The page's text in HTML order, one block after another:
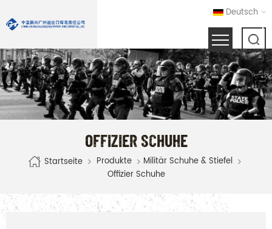
Deutsch
OFFIZIER SCHUHE
Startseite Produkte
Militär Schuhe & Stiefel
Offizier Schuhe